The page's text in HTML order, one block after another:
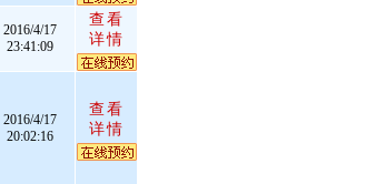
2016/4/17
23:41:09
查看
详情
2016/4/17
20:02:16
查看
详情